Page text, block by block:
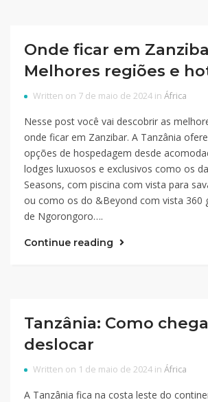
Onde ficar em
Melhores regiões e
Written on 7 de maio de 2024 in África
Nesse post você vai descobrir as
onde ficar em Zanzibar. A Tanzânia
opções de hospedagem desde
lodges luxuosos e exclusivos como os
Seasons, com piscina com vista para
ou como os do &Beyond com vista 360
de Ngorongoro….
Continue reading
Tanzânia: Como
deslocar
Written on 1 de maio de 2024 in África
A Tanzânia fica na costa leste do